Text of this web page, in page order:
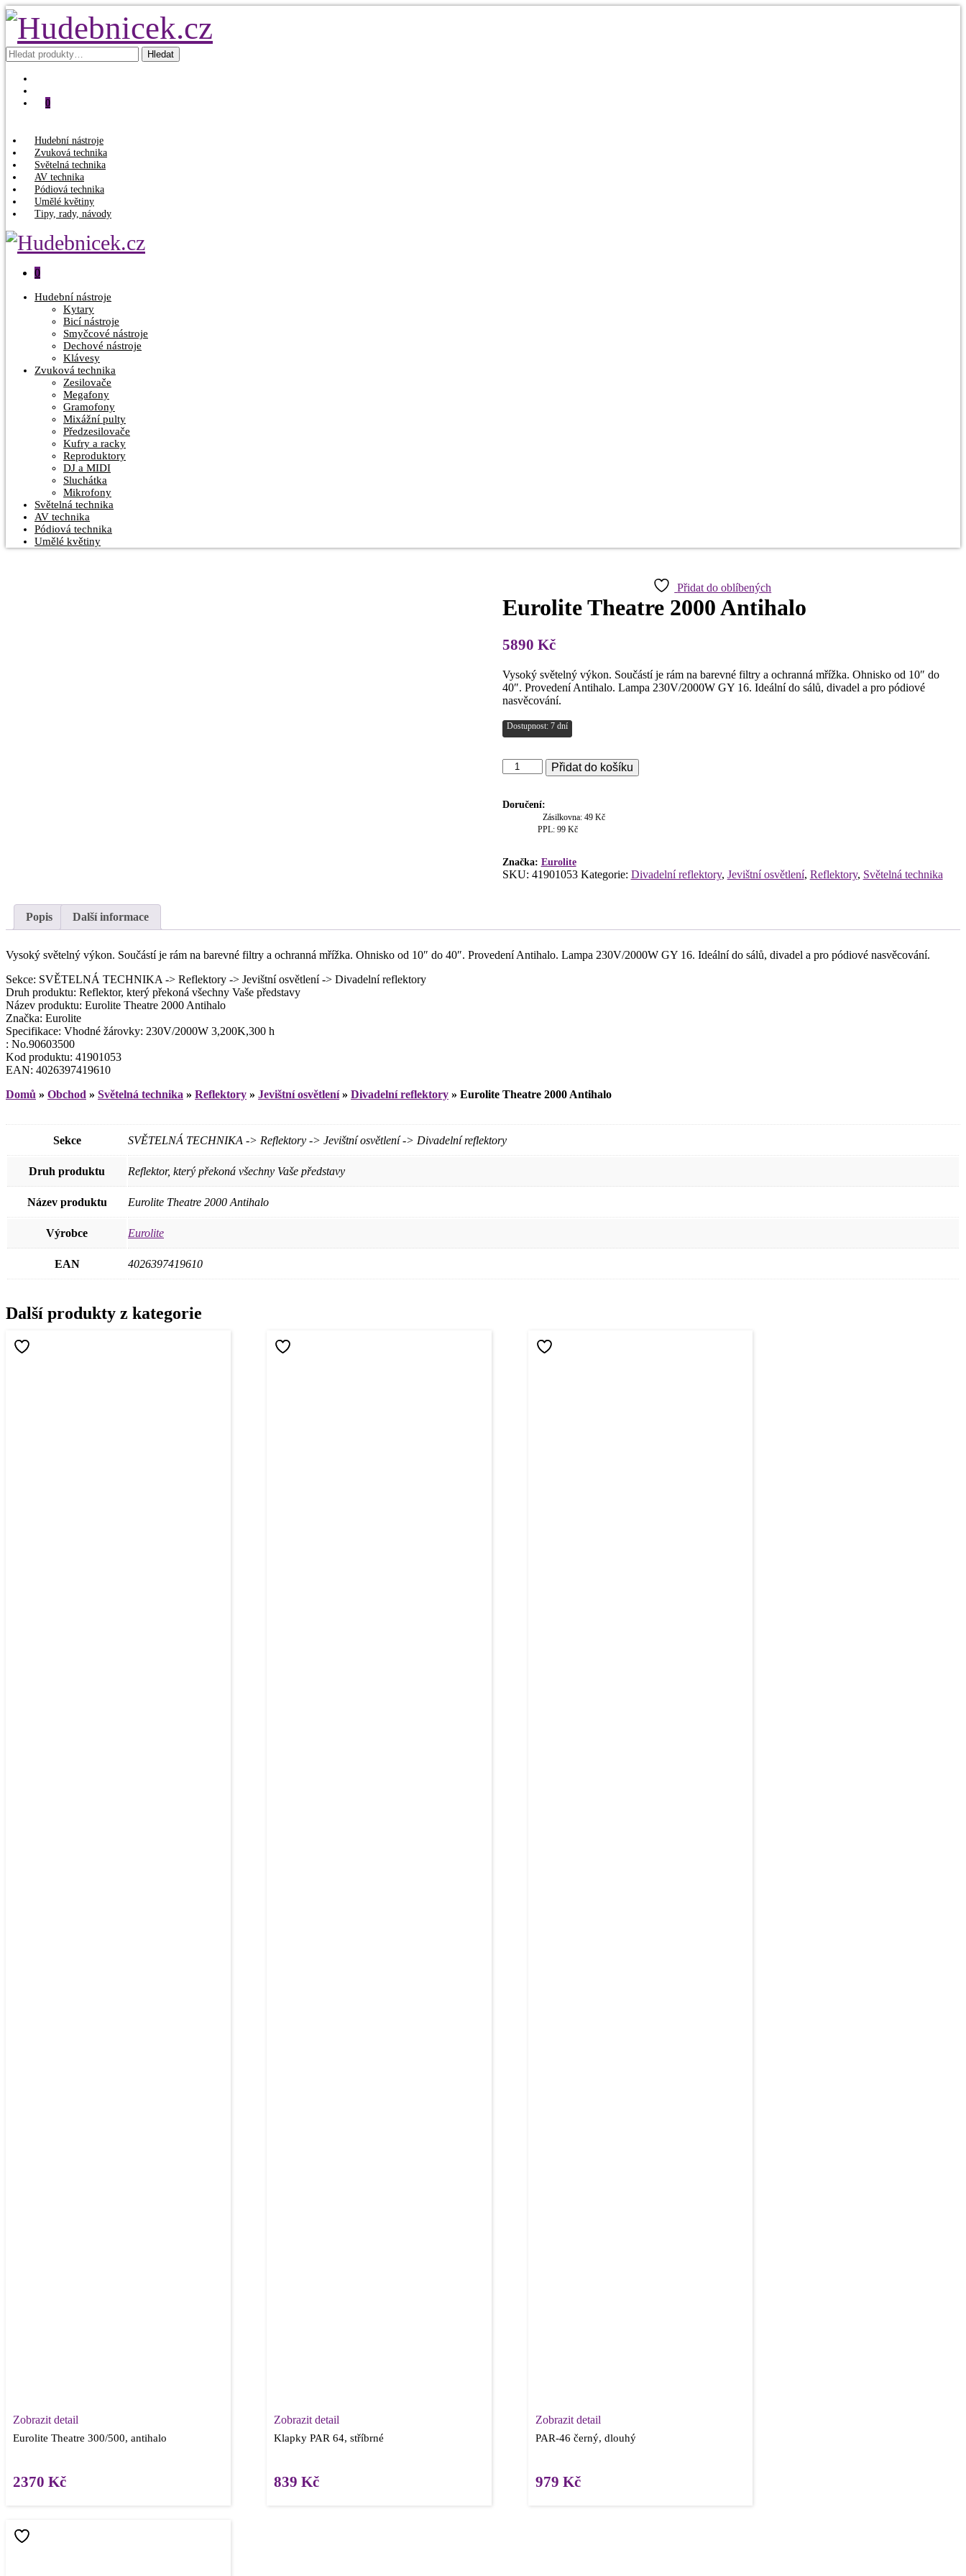
Hledat: Hledat
0
Hudební nástroje
Zvuková technika
Světelná technika
AV technika
Pódiová technika
Umělé květiny
Tipy, rady, návody
0
Hudební nástroje
Kytary
Bicí nástroje
Smyčcové nástroje
Dechové nástroje
Klávesy
Zvuková technika
Zesilovače
Megafony
Gramofony
Mixážní pulty
Předzesilovače
Kufry a racky
Reproduktory
DJ a MIDI
Sluchátka
Mikrofony
Světelná technika
AV technika
Pódiová technika
Umělé květiny
Přidat do oblíbených
Eurolite Theatre 2000 Antihalo
5890 Kč
Vysoký světelný výkon. Součástí je rám na barevné filtry a ochranná mřížka. Ohnisko od 10″ do
40″. Provedení Antihalo. Lampa 230V/2000W GY 16. Ideální do sálů, divadel a pro pódiové
nasvěcování.
Dostupnost: 7 dní
Eurolite
Theatre
Antihalo
Přidat do košíku
Doručení:
Zásilkovna: 49 Kč
PPL: 99 Kč
Značka: Eurolite
SKU: 41901053 Kategorie: Divadelní reflektory, Jevištní osvětlení, Reflektory, Světelná technika
Popis Další informace
Vysoký světelný výkon. Součástí je rám na barevné filtry a ochranná mřížka. Ohnisko od 10″ do 40″. Provedení Antihalo. Lampa 230V/2000W GY 16. Ideální do sálů, divadel a pro pódiové nasvěcování.
Sekce: SVĚTELNÁ TECHNIKA -> Reflektory -> Jevištní osvětlení -> Divadelní reflektory
Druh produktu: Reflektor, který překoná všechny Vaše představy
Název produktu: Eurolite Theatre 2000 Antihalo
Značka: Eurolite
Specifikace: Vhodné žárovky: 230V/2000W 3,200K,300 h
: No.90603500
Kod produktu: 41901053
EAN: 4026397419610
Domů » Obchod » Světelná technika » Reflektory » Jevištní osvětlení» Divadelní reflektory » Eurolite Theatre 2000 Antihalo
Sekce SVĚTELNÁ TECHNIKA -> Reflektory -> Jevištní osvětlení -> Divadelní reflektory
Druh produktu Reflektor, který překoná všechny Vaše představy
Název produktu Eurolite Theatre 2000 Antihalo
Výrobce Eurolite
EAN 4026397419610
Další produkty z kategorie
Zobrazit detail
Eurolite Theatre 300/500, antihalo
2370 Kč
Zobrazit detail
Klapky PAR 64, stříbrné
839Kč
Zobrazit detail
PAR-46 černý, dlouhý
979 Kč